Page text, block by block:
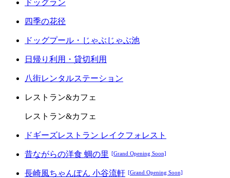
ドッグラン
四季の花径
ドッグプール・じゃぶじゃぶ池
日帰り利用・貸切利用
八街レンタルステーション
レストラン&カフェ
レストラン&カフェ
ドギーズレストラン レイクフォレスト
昔ながらの洋食 蜩の里 [Grand Opening Soon]
長崎風ちゃんぽん 小谷流軒 [Grand Opening Soon]